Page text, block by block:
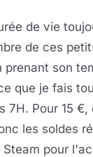
de vie
de ces
prenant son
que je fais
7H. Pour 15
les soldes
pour